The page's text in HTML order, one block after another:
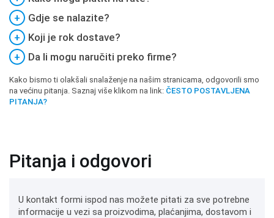
+
Gdje se nalazite?
+
Koji je rok dostave?
+
Da li mogu naručiti preko firme?
Kako bismo ti olakšali snalaženje na našim stranicama, odgovorili smo
na većinu pitanja. Saznaj više klikom na link: ČESTO POSTAVLJENA
PITANJA?
Pitanja i odgovori
U kontakt formi ispod nas možete pitati za sve potrebne
informacije u vezi sa proizvodima, plaćanjima, dostavom i